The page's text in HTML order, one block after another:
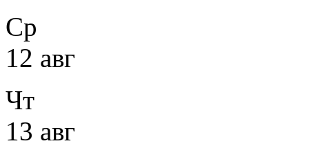
Ср
12 авг
Чт
13 авг